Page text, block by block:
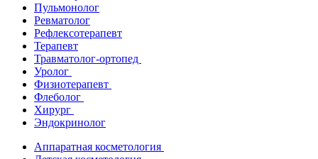
Пульмонолог
Ревматолог
Рефлексотерапевт
Терапевт
Травматолог-ортопед
Уролог
Физиотерапевт
Флеболог
Хирург
Эндокринолог
Аппаратная косметология